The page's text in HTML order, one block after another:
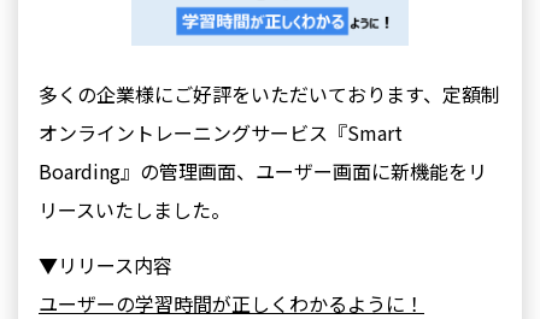
多くの企業様にご好評をいただいております、定額制
オンライントレーニングサービス『Smart
Boarding』の管理画面、ユーザー画面に新機能をリ
リースいたしました。
▼リリース内容
ユーザーの学習時間が正しくわかるように！